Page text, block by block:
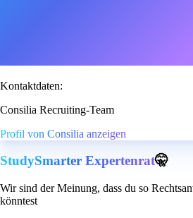
Kontaktdaten:
Consilia Recruiting-Team
Profil von Consilia anzeigen
StudySmarter Expertenrat🤫
Wir sind der Meinung, dass du so
könntest